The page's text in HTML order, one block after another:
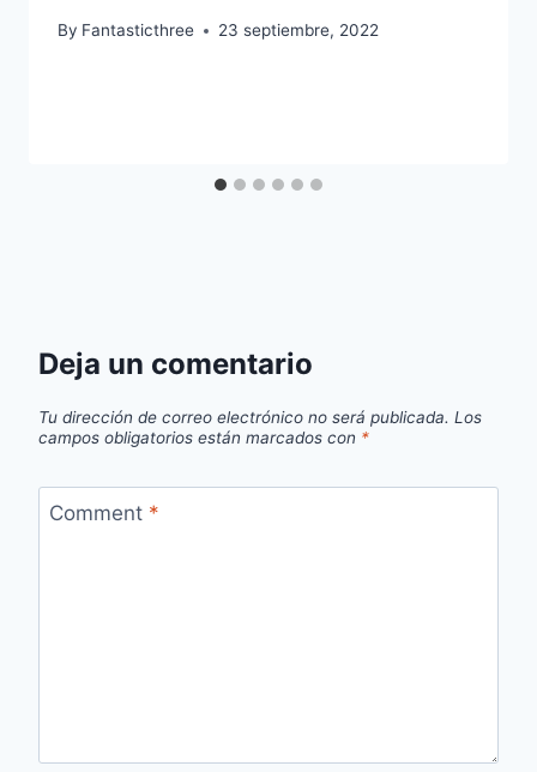
By Fantasticthree 23 septiembre, 2022
Deja un comentario
Tu dirección de correo electrónico no será publicada. Los
campos obligatorios están marcados con *
Comment *